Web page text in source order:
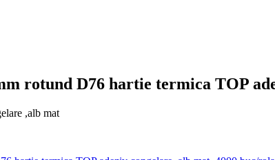
rotund D76 hartie termica TOP
,alb mat